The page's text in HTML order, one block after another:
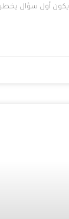
يكون أول سؤال يخطر